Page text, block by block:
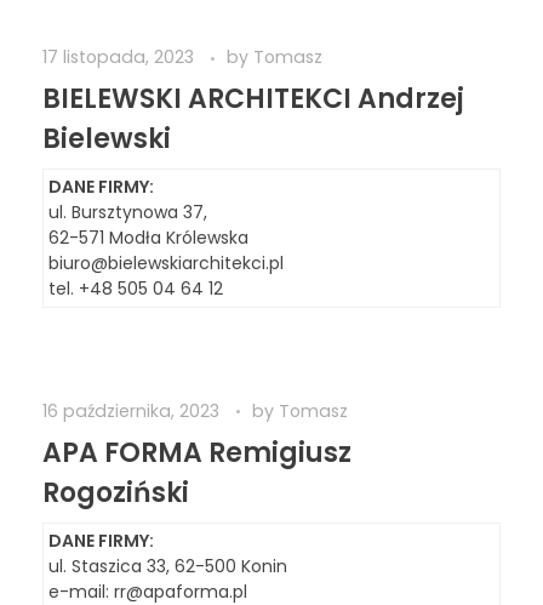
17 listopada, 2023 by Tomasz
BIELEWSKI ARCHITEKCI Andrzej
Bielewski
DANE FIRMY:
ul. Bursztynowa 37,
62-571 Modła Królewska
biuro@bielewskiarchitekci.pl
tel. +48 505 04 64 12
16 października, 2023 by Tomasz
APA FORMA Remigiusz
Rogoziński
DANE FIRMY:
ul. Staszica 33, 62-500 Konin
e-mail: rr@apaforma.pl